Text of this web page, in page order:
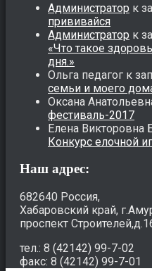
Администратор к
прививайся
Администратор к
«Что такое
дня.»
Ольга педагог к
семьи и моего
Оксана
фестиваль-2017
Елена Викторовна
Конкурс елочной
Наш адрес:
682640 Россия,
Хабаровский край,
проспект
тел.: 8 (42142) 99-7-02
факс: 8 (42142) 99-7-01